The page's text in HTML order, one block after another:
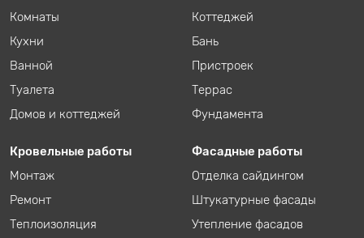
Комнаты
Кухни
Ванной
Туалета
Домов и коттеджей
Коттеджей
Бань
Пристроек
Террас
Фундамента
Кровельные работы
Монтаж
Ремонт
Теплоизоляция
Фасадные работы
Отделка сайдингом
Штукатурные фасады
Утепление фасадов